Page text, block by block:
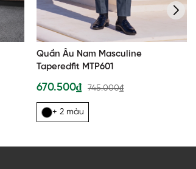
Quần Âu Nam Masculine
Taperedfit MTP601
670.500₫ 745.000₫
+ 2 màu